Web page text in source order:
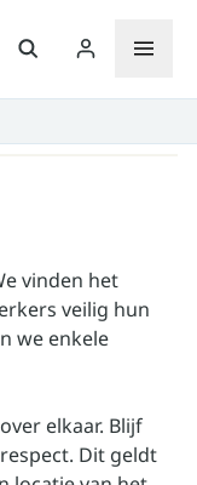
vinden het
veilig hun
we enkele
elkaar. Blijf
Dit geldt